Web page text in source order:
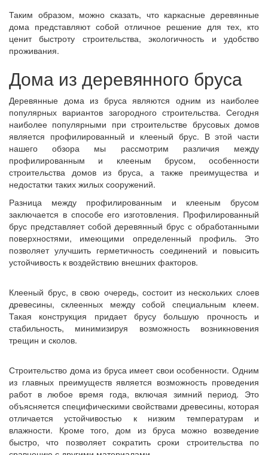
Таким образом, можно сказать, что каркасные деревянные
дома представляют собой отличное решение для тех, кто
ценит быстроту строительства, экологичность и удобство
проживания.
Дома из деревянного бруса
Деревянные дома из бруса являются одним из наиболее
популярных вариантов загородного строительства. Сегодня
наиболее популярными при строительстве брусовых домов
является профилированный и клееный брус. В этой части
нашего обзора мы рассмотрим различия между
профилированным и клееным брусом, особенности
строительства домов из бруса, а также преимущества и
недостатки таких жилых сооружений.
Разница между профилированным и клееным брусом
заключается в способе его изготовления. Профилированный
брус представляет собой деревянный брус с обработанными
поверхностями, имеющими определенный профиль. Это
позволяет улучшить герметичность соединений и повысить
устойчивость к воздействию внешних факторов.
Клееный брус, в свою очередь, состоит из нескольких слоев
древесины, склеенных между собой специальным клеем.
Такая конструкция придает брусу большую прочность и
стабильность, минимизируя возможность возникновения
трещин и сколов.
Строительство дома из бруса имеет свои особенности. Одним
из главных преимуществ является возможность проведения
работ в любое время года, включая зимний период. Это
объясняется специфическими свойствами древесины, которая
отличается устойчивостью к низким температурам и
влажности. Кроме того, дом из бруса можно возведение
быстро, что позволяет сократить сроки строительства по